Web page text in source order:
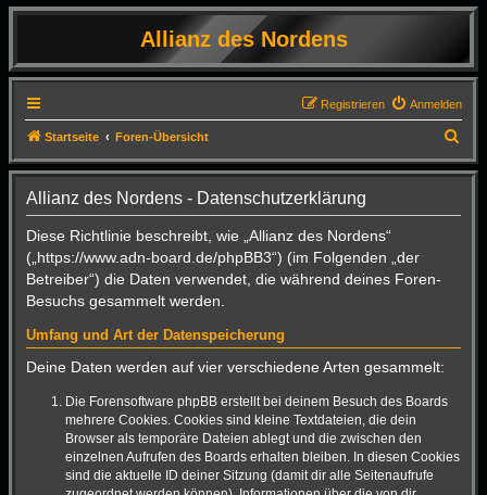
Allianz des Nordens
Anmelden
Registrieren
Startseite Foren-Übersicht
u
Allianz des Nordens - Datenschutzerklärung
Diese Richtlinie beschreibt, wie „Allianz des Nordens“
(„https://www.adn-board.de/phpBB3“) (im Folgenden „der
Betreiber“) die Daten verwendet, die während deines Foren-
Besuchs gesammelt werden.
Umfang und Art der Datenspeicherung
Deine Daten werden auf vier verschiedene Arten gesammelt:
Die Forensoftware phpBB erstellt bei deinem Besuch des Boards
mehrere Cookies. Cookies sind kleine Textdateien, die dein
Browser als temporäre Dateien ablegt und die zwischen den
einzelnen Aufrufen des Boards erhalten bleiben. In diesen Cookies
sind die aktuelle ID deiner Sitzung (damit dir alle Seitenaufrufe